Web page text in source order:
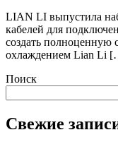
LIAN LI выпустила
кабелей для
создать полноценную
охлаждением Lian Li
Поиск
Свежие